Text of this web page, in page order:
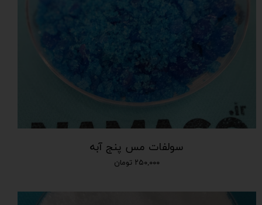
سولفات مس پنج آبه
۲۵۰,۰۰۰ تومان